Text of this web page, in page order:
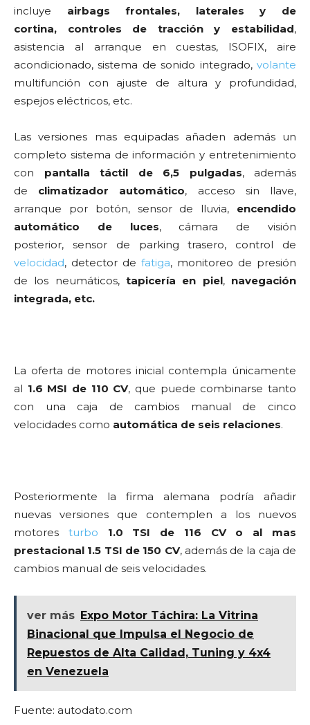
incluye airbags frontales, laterales y de
cortina,
controles de tracción y estabilidad,
asistencia al arranque en cuestas, ISOFIX, aire
acondicionado, sistema de sonido integrado, volante
multifunción con ajuste de altura y profundidad,
espejos eléctricos, etc.
Las versiones mas equipadas añaden además un
completo sistema de información y entretenimiento
con pantalla táctil de 6,5 pulgadas, además
de climatizador automático, acceso sin llave,
arranque por botón, sensor de lluvia, encendido
automático de luces, cámara de visión
posterior, sensor de parking trasero, control de
velocidad, detector de fatiga, monitoreo de presión
de los neumáticos, tapicería en piel, navegación
integrada, etc.
La oferta de motores inicial contempla únicamente
al 1.6 MSI de 110 CV, que puede combinarse tanto
con una caja de cambios manual de cinco
velocidades como automática de seis relaciones.
Posteriormente la firma alemana podría añadir
nuevas versiones que contemplen a los nuevos
motores turbo
1.0 TSI de 116 CV o al mas
prestacional 1.5 TSI de 150 CV, además de la caja de
cambios manual de seis velocidades.
ver más Expo Motor Táchira: La Vitrina
Binacional que Impulsa el Negocio de
Repuestos de Alta Calidad, Tuning y 4x4
en Venezuela
Fuente: autodato.com